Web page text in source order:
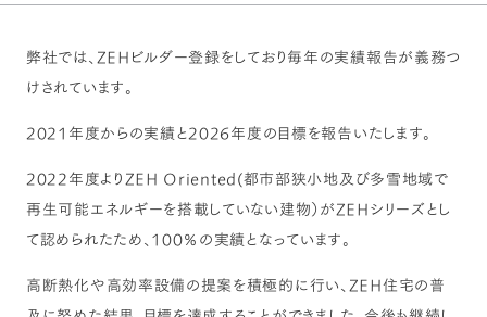
弊社では、ZEHビルダー登録をしており毎年の実績報告が義務つ
けされています。
2021年度からの実績と2026年度の目標を報告いたします。
2022年度よりZEH Oriented(都市部狭小地及び多雪地域で
再生可能エネルギーを搭載していない建物）がZEHシリーズとし
て認められたため、100％の実績となっています。
高断熱化や高効率設備の提案を積極的に行い、ZEH住宅の普